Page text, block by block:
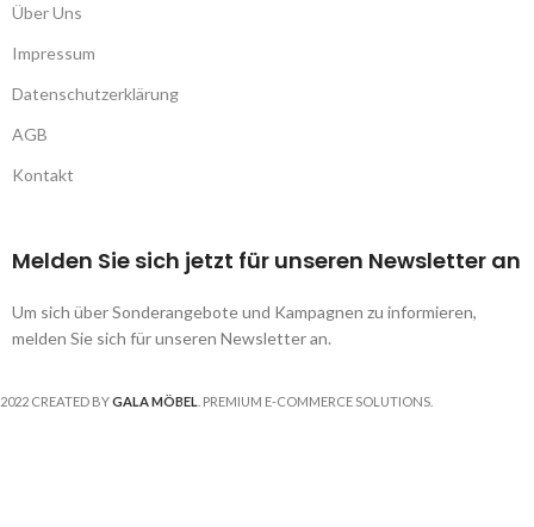
Über Uns
Impressum
Datenschutzerklärung
AGB
Kontakt
Melden Sie sich jetzt für unseren Newsletter an
Um sich über Sonderangebote und Kampagnen zu informieren,
melden Sie sich für unseren Newsletter an.
2022 CREATED BYGALA MÖBEL . PREMIUM E-COMMERCE SOLUTIONS.